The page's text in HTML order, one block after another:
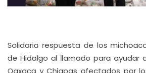
Solidaria respuesta de los
de Hidalgo al llamado para ayudar
Oaxaca y Chiapas afectados por